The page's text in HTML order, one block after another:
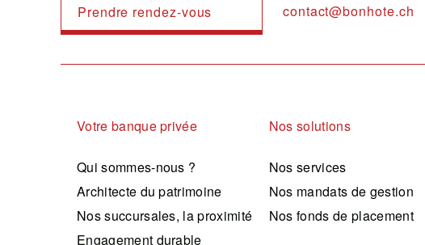
Prendre rendez-vous contact@bonhote.ch
Navigation principale
Votre banque privée
Qui sommes-nous ?
Architecte du patrimoine
Nos succursales, la proximité
Engagement durable
Nos solutions
Nos services
Nos mandats de gestion
Nos fonds de placement